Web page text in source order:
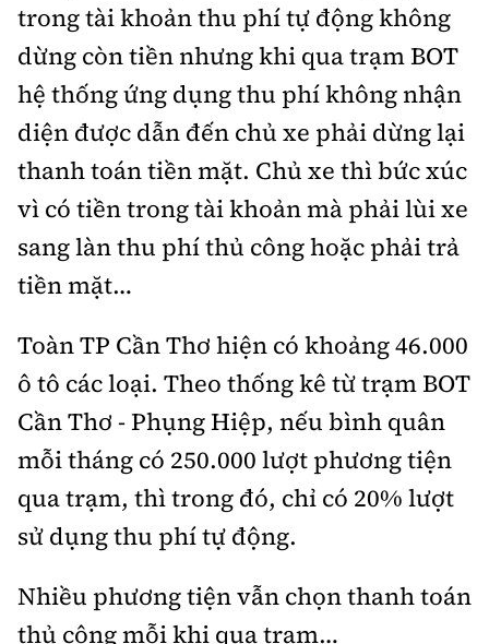
trong tài khoản thu phí tự động không
dừng còn tiền nhưng khi qua trạm BOT
hệ thống ứng dụng thu phí không nhận
diện được dẫn đến chủ xe phải dừng lại
thanh toán tiền mặt. Chủ xe thì bức xúc
vì có tiền trong tài khoản mà phải lùi xe
sang làn thu phí thủ công hoặc phải trả
tiền mặt…
Toàn TP Cần Thơ hiện có khoảng 46.000
ô tô các loại. Theo thống kê từ trạm BOT
Cần Thơ - Phụng Hiệp, nếu bình quân
mỗi tháng có 250.000 lượt phương tiện
qua trạm, thì trong đó, chỉ có 20% lượt
sử dụng thu phí tự động.
Nhiều phương tiện vẫn chọn thanh toán
thủ công mỗi khi qua trạm…